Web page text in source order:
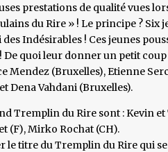
prestations de qualité vues
du Rire » ! Le principe ?
Indésirables ! Ces jeunes
De quoi leur donner un petit
Mendez (Bruxelles), Etienne
Dena Vahdani (Bruxelles).
Tremplin du Rire sont : Kevin et
(F), Mirko Rochat (CH).
le titre du Tremplin du Rire qui